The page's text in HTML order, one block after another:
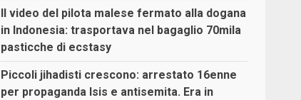
Il video del pilota malese fermato alla dogana
in Indonesia: trasportava nel bagaglio 70mila
pasticche di ecstasy
Piccoli jihadisti crescono: arrestato 16enne
per propaganda Isis e antisemita. Era in